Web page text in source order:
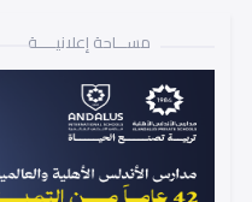
مســـاحة إعلانيـــــة